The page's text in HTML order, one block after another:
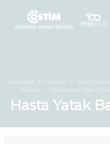
Anasayfa Firmalar
Ateşçi
Ürünler
Hasta Yatak Başı Ünitesi
Hasta Yatak